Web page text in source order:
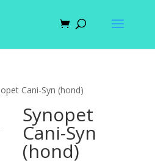
Cani-Syn (hond)
Synopet
Cani-Syn
(hond)